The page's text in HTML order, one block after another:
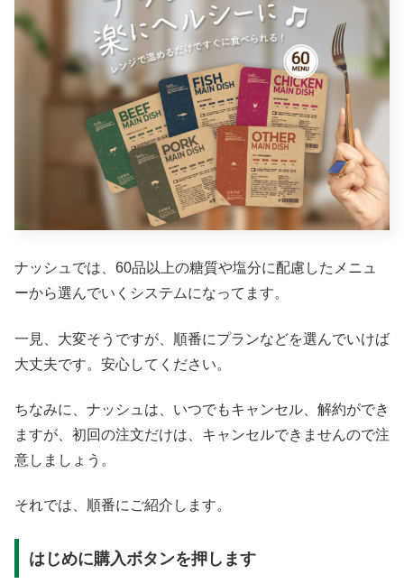
ナッシュでは、60品以上の糖質や塩分に配慮したメニュ
ーから選んでいくシステムになってます。
一見、大変そうですが、順番にプランなどを選んでいけば
大丈夫です。安心してください。
ちなみに、ナッシュは、いつでもキャンセル、解約ができ
ますが、初回の注文だけは、キャンセルできませんので注
意しましょう。
それでは、順番にご紹介します。
はじめに購入ボタンを押します